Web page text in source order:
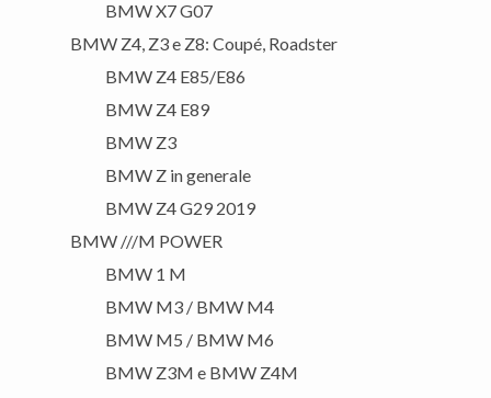
BMW X7 G07
BMW Z4, Z3 e Z8: Coupé, Roadster
BMW Z4 E85/E86
BMW Z4 E89
BMW Z3
BMW Z in generale
BMW Z4 G29 2019
BMW ///M POWER
BMW 1 M
BMW M3 / BMW M4
BMW M5 / BMW M6
BMW Z3M e BMW Z4M